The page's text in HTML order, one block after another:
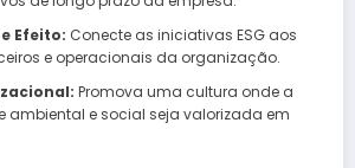
Efeito: Conecte as iniciativas ESG aos
e operacionais da organização.
Promova uma cultura onde a
ambiental e social seja valorizada em